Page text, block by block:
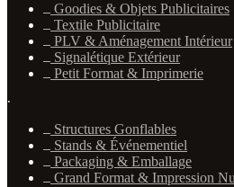
Goodies & Objets Publicitaires
Textile Publicitaire
PLV & Aménagement Intérieur
Signalétique Extérieur
Petit Format & Imprimerie
·
Structures Gonflables
Stands & Événementiel
Packaging & Emballage
Grand Format & Impression